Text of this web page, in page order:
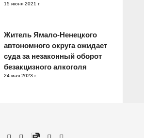
15 июня 2021 г.
Житель Ямало-Ненецкого
автономного округа ожидает
суда за незаконный оборот
безакцизного алкоголя
24 мая 2023 г.